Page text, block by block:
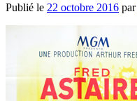
Publié le 22 octobre 2016 par